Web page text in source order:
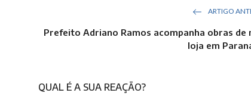
ARTIGO
Prefeito Adriano Ramos acompanha obras de
loja em
QUAL É A SUA REAÇÃO?